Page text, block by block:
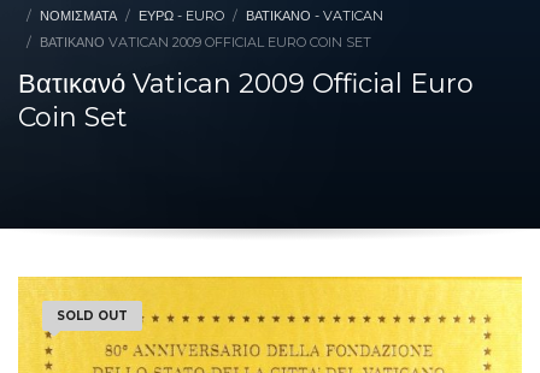
ΝΟΜΙΣΜΑΤΑ
ΕΥΡΏ - EURO
ΒΑΤΙΚΑΝΌ - VATICAN
ΒΑΤΙΚΑΝΌ VATICAN 2009 OFFICIAL EURO COIN SET
Βατικανό Vatican 2009 Official Euro
Coin Set
SOLD OUT